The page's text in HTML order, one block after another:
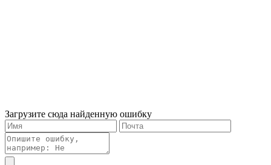
Загрузите сюда найденную ошибку